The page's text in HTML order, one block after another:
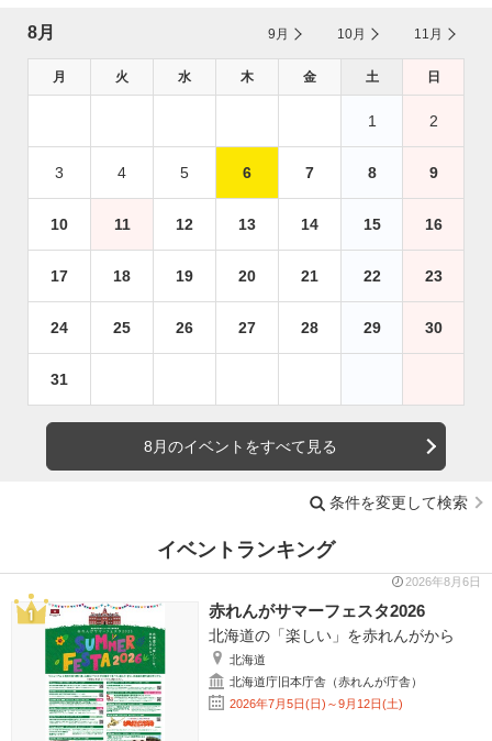
8月 9月 10月 11月
月 火 水 木 金 土 日
1 2
3 4 5 6 7 8 9
10 11 12 13 14 15 16
17 18 19 20 21 22 23
24 25 26 27 28 29 30
31
8月のイベントをすべて見る
条件を変更して検索
イベントランキング
2026年8月6日
赤れんがサマーフェスタ2026
北海道の「楽しい」を赤れんがから
北海道
北海道庁旧本庁舎（赤れんが庁舎）
2026年7月5日(日)～9月12日(土)